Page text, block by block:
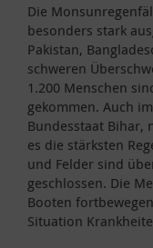
Die
besonders stark
Pakistan,
schweren
1.200 Menschen
gekommen. Auch
Bundesstaat Bihar,
es die stärksten
und Felder sind
geschlossen. Die
Booten
Situation